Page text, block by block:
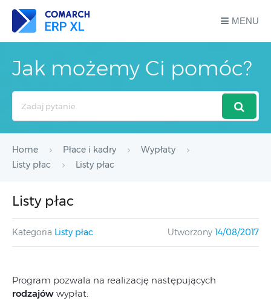
MENU
Jak możemy Ci pomóc?
Home Płace i kadry
Wypłaty
Listy płac
Listy płac
Listy płac
Kategoria Listy płac Utworzony 14/08/2017
Program pozwala na realizację następujących
rodzajów wypłat: